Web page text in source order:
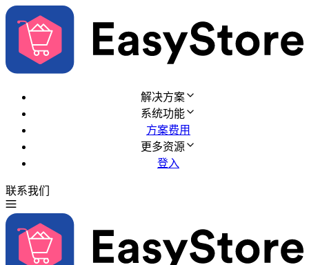
解决方案
系统功能
方案费用
更多资源
登入
联系我们